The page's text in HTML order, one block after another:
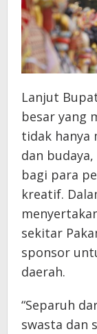
Lanjut
besar yang
tidak hanya
dan
bagi para
kreatif.
sekitar
sponsor
daerah.
“Separuh
swasta dan